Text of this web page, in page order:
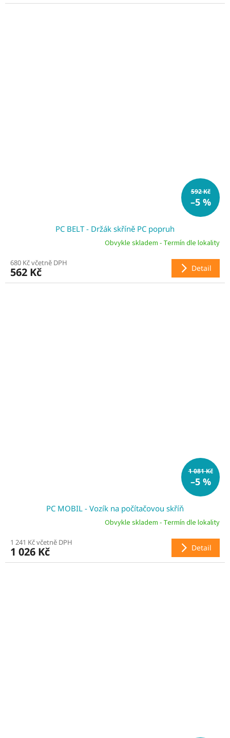
592 Kč
–5 %
PC BELT - Držák skříně PC popruh
Obvykle skladem - Termín dle lokality
680 Kč včetně DPH
562 Kč Detail
1 081 Kč
–5 %
PC MOBIL - Vozík na počítačovou skříň
Obvykle skladem - Termín dle lokality
1 241 Kč včetně DPH
1 026 Kč Detail